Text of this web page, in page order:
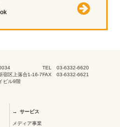
宿区上落合1-16-7
ビル9階
TEL 03-6332-6620
FAX 03-6332-6621
サービス
メディア事業